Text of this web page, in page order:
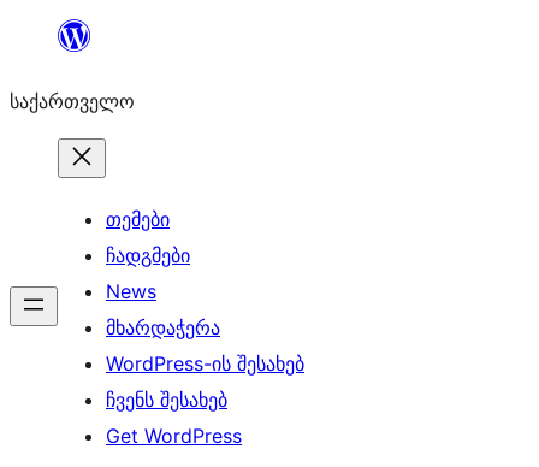
შიგთავსზე
საქართველო
თემები
ჩადგმები
News
მხარდაჭერა
WordPress-ის შესახებ
ჩვენს შესახებ
Get WordPress